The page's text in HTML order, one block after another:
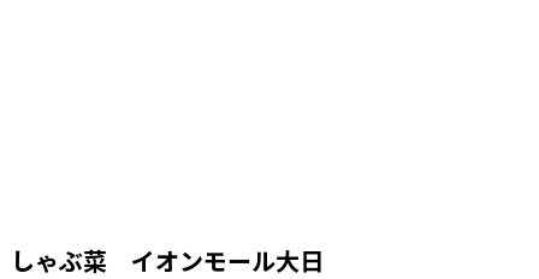
しゃぶ菜 イオンモール大日